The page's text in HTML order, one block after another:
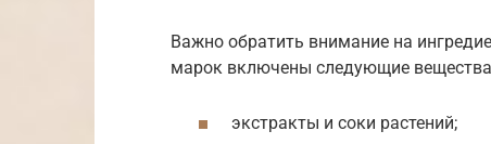
Важно обратить внимание на
марок включены следующие
экстракты и соки растений;